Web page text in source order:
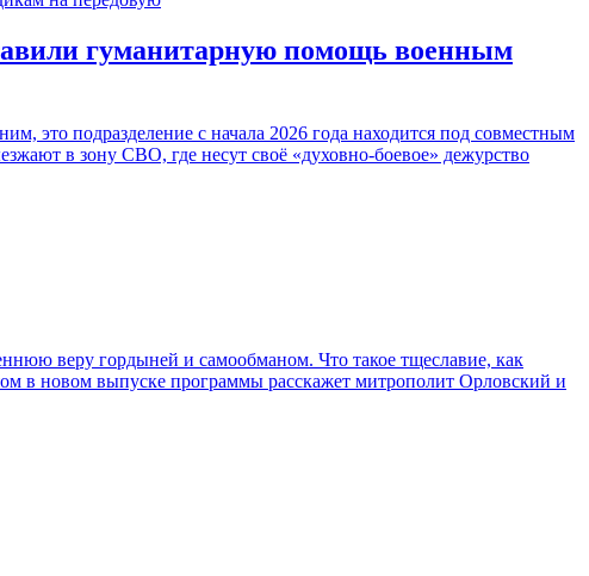
гуманитарную помощь военным
это подразделение с начала 2026 года находится под совместным
в зону СВО, где несут своё «духовно-боевое» дежурство
веру гордыней и самообманом. Что такое тщеславие, как
в новом выпуске программы расскажет митрополит Орловский и